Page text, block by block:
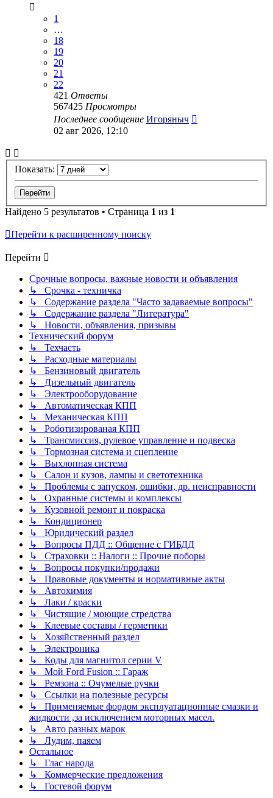
1
…
18
19
20
21
22
421 Ответы
567425 Просмотры
Последнее сообщение Игоряныч
02 авг 2026, 12:10
Показать:
Найдено 5 результатов • Страница 1 из 1
Перейти к расширенному поиску
Перейти
Срочные вопросы, важные новости и объявления
↳ Срочка - техничка
↳ Содержание раздела "Часто задаваемые вопросы"
↳ Содержание раздела "Литература"
↳ Новости, объявления, призывы
Технический форум
↳ Техчасть
↳ Расходные материалы
↳ Бензиновый двигатель
↳ Дизельный двигатель
↳ Электрооборудование
↳ Автоматическая КПП
↳ Механическая КПП
↳ Роботизированая КПП
↳ Трансмиссия, рулевое управление и подвеска
↳ Тормозная система и сцепление
↳ Выхлопная система
↳ Салон и кузов, лампы и светотехника
↳ Проблемы с запуском, ошибки, др. неисправности
↳ Охранные системы и комплексы
↳ Кузовной ремонт и покраска
↳ Кондиционер
↳ Юридический раздел
↳ Вопросы ПДД :: Общение с ГИБДД
↳ Страховки :: Налоги :: Прочие поборы
↳ Вопросы покупки/продажи
↳ Правовые документы и нормативные акты
↳ Автохимия
↳ Лаки / краски
↳ Чистящие / моющие стредства
↳ Клеевые составы / герметики
↳ Хозяйственный раздел
↳ Электроника
↳ Коды для магнитол серии V
↳ Мой Ford Fusion :: Гараж
↳ Ремзона :: Очумелые ручки
↳ Ссылки на полезные ресурсы
↳ Применяемые фордом эксплуатационные смазки и
жидкости ,за исключением моторных масел.
↳ Авто разных марок
↳ Лудим, паяем
Остальное
↳ Глас народа
↳ Коммерческие предложения
↳ Гостевой форум